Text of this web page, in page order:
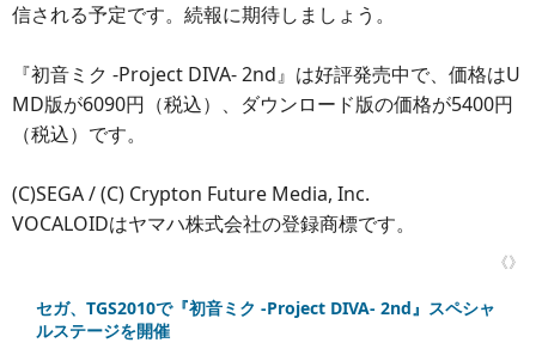
信される予定です。続報に期待しましょう。
『初音ミク ‐Project DIVA‐ 2nd』は好評発売中で、価格はU
MD版が6090円（税込）、ダウンロード版の価格が5400円
（税込）です。
(C)SEGA / (C) Crypton Future Media, Inc.
VOCALOIDはヤマハ株式会社の登録商標です。
《》
セガ、TGS2010で『初音ミク -Project DIVA- 2nd』スペシャ
ルステージを開催